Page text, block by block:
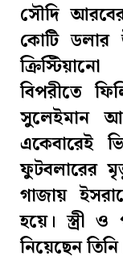
সৌদি
কোটি ডলার
বিপরীতে
সুলেইমান
একেবারেই
ফুটবলারের
গাজায়
হয়ে। স্ত্রী ও
নিয়েছেন